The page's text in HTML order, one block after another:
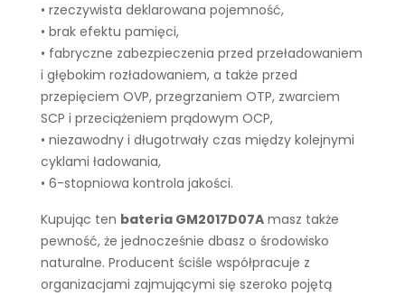
• rzeczywista deklarowana pojemność,
• brak efektu pamięci,
• fabryczne zabezpieczenia przed przeładowaniem
i głębokim rozładowaniem, a także przed
przepięciem OVP, przegrzaniem OTP, zwarciem
SCP i przeciążeniem prądowym OCP,
• niezawodny i długotrwały czas między kolejnymi
cyklami ładowania,
• 6-stopniowa kontrola jakości.
Kupując ten bateria GM2017D07A masz także
pewność, że jednocześnie dbasz o środowisko
naturalne. Producent ściśle współpracuje z
organizacjami zajmującymi się szeroko pojętą